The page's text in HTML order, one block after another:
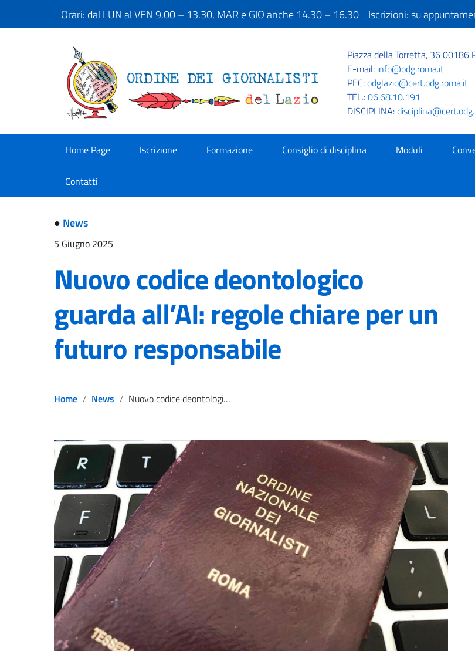
Orari: dal LUN al VEN 9.00 – 13.30, MAR e GIO anche 14.30 – 16.30 Iscrizioni: su
Piazza della Torretta, 36 00186
E-mail: info@odg.roma.it
PEC:odglazio@cert.odg.roma.it
TEL.:06.68.10.191
DISCIPLINA:
Home Page Iscrizione Formazione Consiglio di disciplina Moduli
Contatti
● News
5 Giugno 2025
Nuovo codice deontologico
guarda all’AI: regole chiare per un
futuro responsabile
Home News Nuovo codice deontologico guarda all’AI: regole chiare per un futuro responsabile